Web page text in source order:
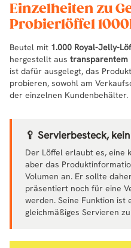
Einzelheiten zu
Probierlöffel
Beutel mit 1.000 Royal-Jelly-
hergestellt aus transparentem
ist dafür ausgelegt, das
probieren, sowohl am
der einzelnen Kundenbehälter.
🥄 Servierbesteck,
Der Löffel erlaubt es, eine
aber das
Volumen an. Er sollte
präsentiert noch für eine
werden. Seine Funktion ist
gleichmäßiges Servieren